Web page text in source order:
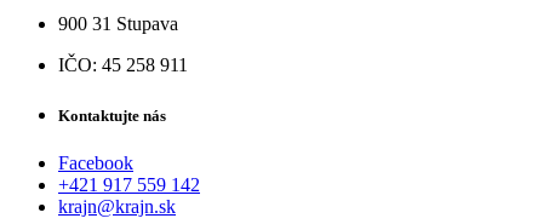
900 31 Stupava
IČO: 45 258 911
Kontaktujte nás
Facebook
+421 917 559 142
krajn@krajn.sk